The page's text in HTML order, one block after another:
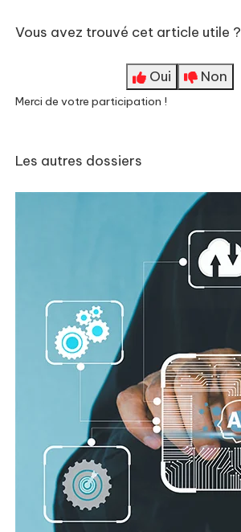
Vous avez trouvé cet article utile ?
Oui Non
Merci de votre participation !
Les autres dossiers